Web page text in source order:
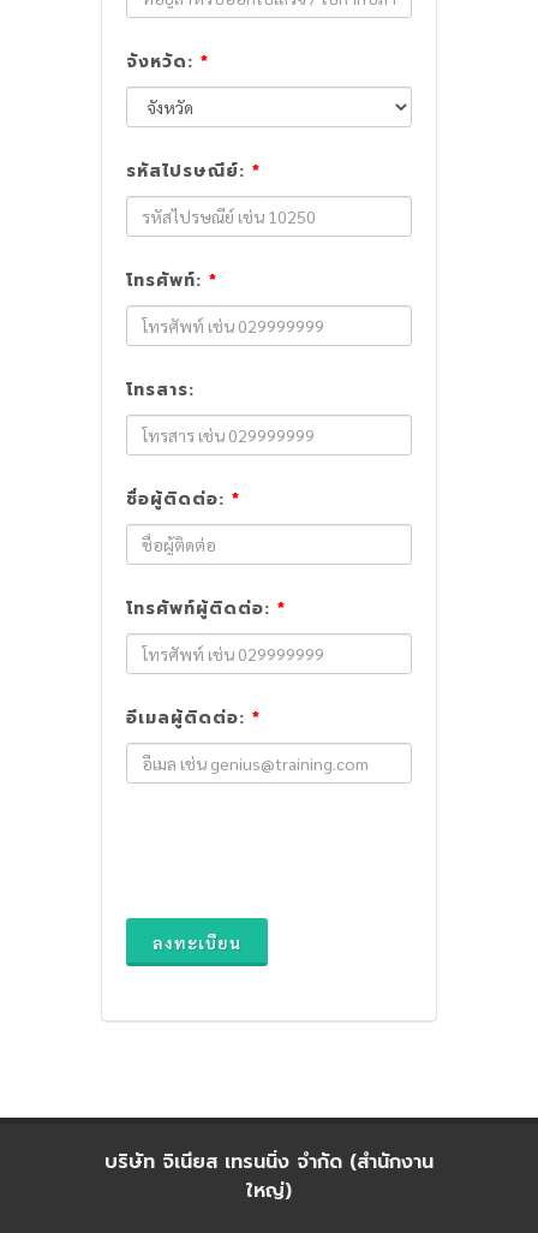
จังหวัด: *
รหัสไปรษณีย์: *
โทรศัพท์: *
โทรสาร:
ชื่อผู้ติดต่อ: *
โทรศัพท์ผู้ติดต่อ: *
อีเมลผู้ติดต่อ: *
ลงทะเบียน
บริษัท จิเนียส เทรนนิ่ง จำกัด (สำนักงาน
ใหญ่)